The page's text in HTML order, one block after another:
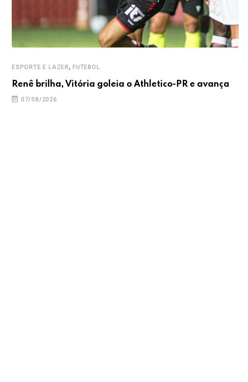
ESPORTE E LAZER, FUTEBOL
Renê brilha, Vitória goleia o Athletico-PR e avança
07/08/2026